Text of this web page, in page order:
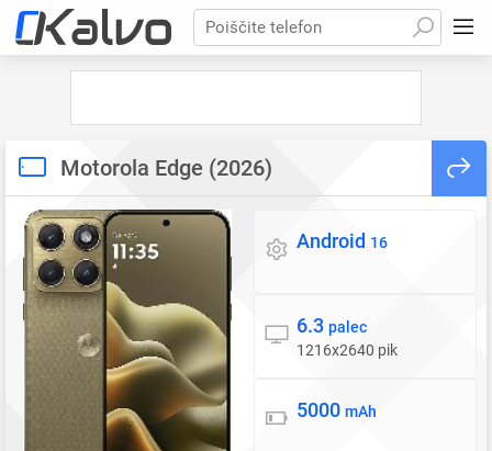
Poiščite telefon
Motorola Edge (2026)
Operacijski sistem
Android 16
Zaslon
6.3 palec
1216x2640 pik
Baterija
5000 mAh